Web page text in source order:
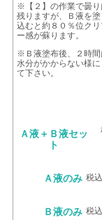
※【２】の作業で曇り
残りますが、Ｂ液を塗
込むと約８０％位クリ
ー感が蘇ります。
※Ｂ液塗布後、２時間
水分がかからない様に
て下さい。
Ａ液＋Ｂ液セッ
ト
Ａ液のみ 税
Ｂ液のみ 税